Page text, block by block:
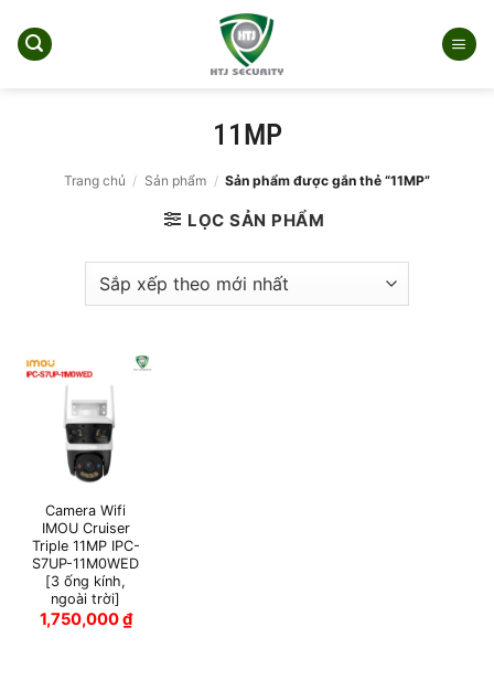
qua
11MP
Trang chủ / Sản phẩm / Sản phẩm được gắn thẻ “11MP”
LỌC SẢN PHẨM
Camera Wifi
IMOU Cruiser
Triple 11MP IPC-
S7UP-11M0WED
[3 ống kính,
ngoài trời]
1,750,000₫